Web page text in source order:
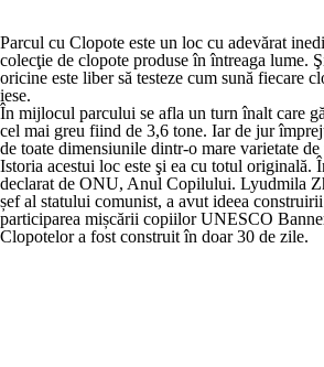
Parcul cu Clopote este un loc cu adevărat
colecţie de clopote produse în întreaga lume.
oricine este liber să testeze cum sună fiecare
iese.
În mijlocul parcului se afla un turn înalt care
cel mai greu fiind de 3,6 tone. Iar de jur
de toate dimensiunile dintr-o mare varietate de
Istoria acestui loc este şi ea cu totul originală.
declarat de ONU, Anul Copilului. Lyudmila
șef al statului comunist, a avut ideea
participarea mișcării copiilor UNESCO
Clopotelor a fost construit în doar 30 de zile.